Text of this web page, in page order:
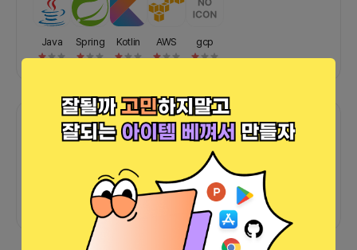
Java Spring Kotlin AWS gcp
포트폴리오
외부 연동 정보가 없습니다